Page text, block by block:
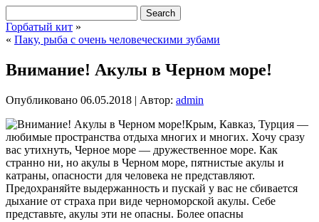
Горбатый кит »
« Паку, рыба с очень человеческими зубами
Внимание! Акулы в Черном море!
Опубликовано 06.05.2018 | Автор: admin
Крым, Кавказ, Турция —
любимые пространства отдыха многих и многих. Хочу сразу
вас утихнуть, Черное море — дружественное море. Как
странно ни, но акулы в Черном море, пятнистые акулы и
катраны, опасности для человека не представляют.
Предохраняйте выдержанность и пускай у вас не сбивается
дыхание от страха при виде черноморской акулы. Себе
представьте, акулы эти не опасны. Более опасны